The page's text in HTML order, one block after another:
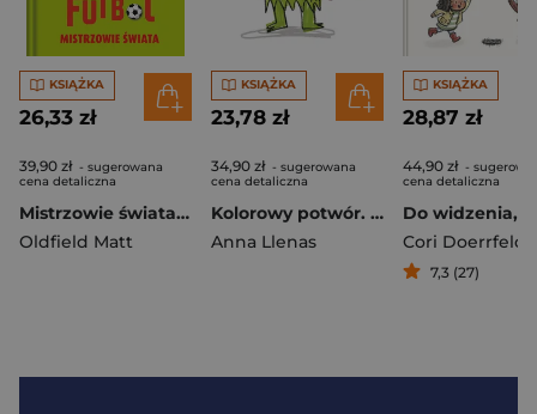
KSIĄŻKA
26,33 zł
39,90 zł - sugerowana
cena detaliczna
Mistrzowie świata. Niewiarygodny futbol
Oldfield Matt
KSIĄŻKA
23,78 zł
34,90 zł - sugerowana
cena detaliczna
Kolorowy potwór. Książka do kolorowania
Anna Llenas
KSIĄŻKA
28,87 zł
44,90 zł -
cena detaliczna
Cori Doerrfeld
7,3 (27)